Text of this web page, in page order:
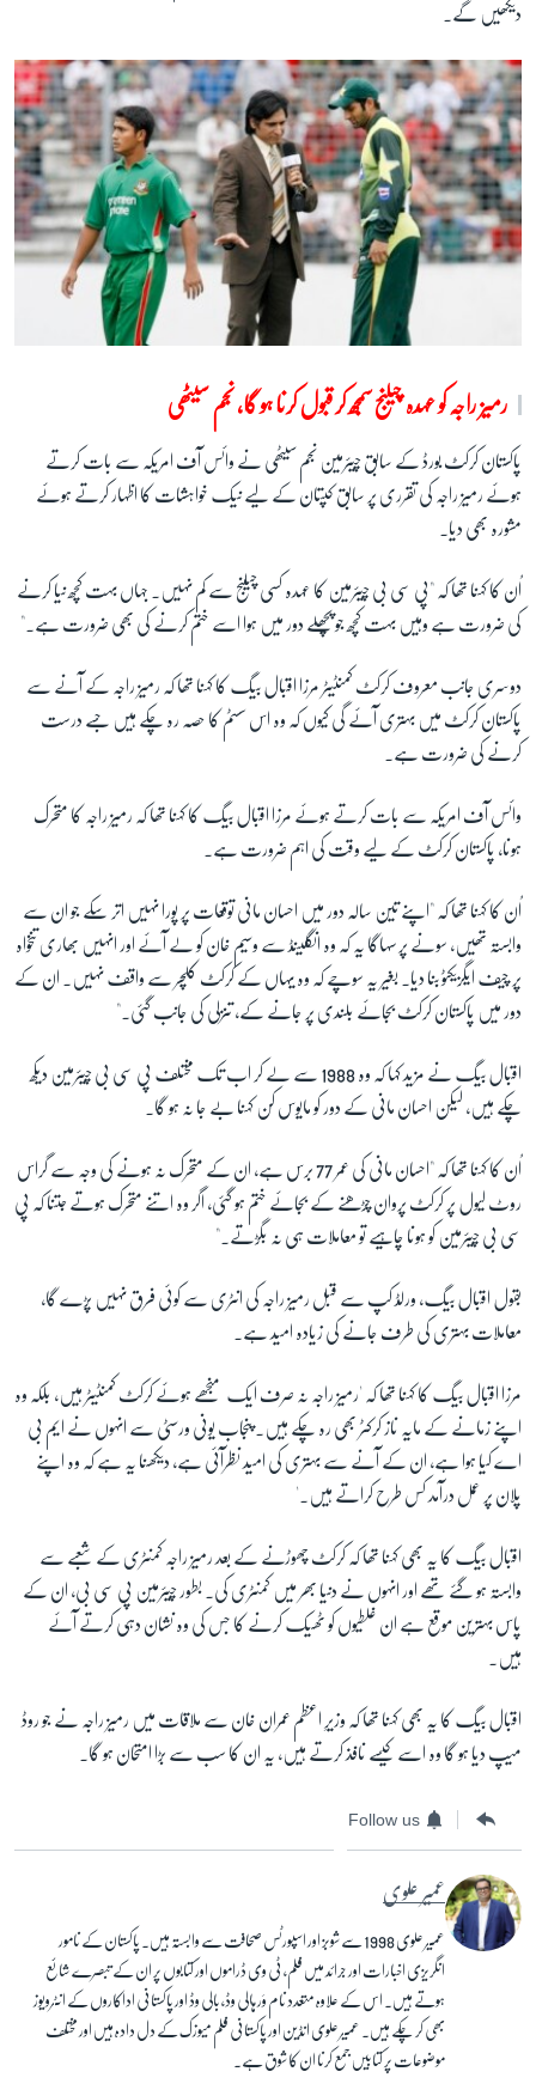
دیکھیں گے۔
رمیز راجہ کو عہدہ چیلنج سمجھ کر قبول کرنا ہو گا، نجم سیٹھی
پاکستان کرکٹ بورڈ کے سابق چیئرمین نجم سیٹھی نے وائس آف امریکہ سے بات کرتے
ہوئے رمیز راجہ کی تقرری پر سابق کپتان کے لیے نیک خواہشات کا اظہار کرتے ہوئے
مشورہ بھی دیا۔
اُن کا کہنا تھا کہ "پی سی بی چیئرمین کا عہدہ کسی چیلنج سے کم نہیں۔ جہاں بہت کچھ نیا کرنے
کی ضرورت ہے وہیں بہت کچھ جو پچھلے دور میں ہوا اسے ختم کرنے کی بھی ضرورت ہے۔"
دوسری جانب معروف کرکٹ کمنٹیٹر مرزا اقبال بیگ کا کہنا تھا کہ رمیز راجہ کے آنے سے
پاکستان کرکٹ میں بہتری آئے گی کیوں کہ وہ اس سسٹم کا حصہ رہ چکے ہیں جسے درست
کرنے کی ضرورت ہے۔
وائس آف امریکہ سے بات کرتے ہوئے مرزا اقبال بیگ کا کہنا تھا کہ رمیز راجہ کا متحرک
ہونا، پاکستان کرکٹ کے لیے وقت کی اہم ضرورت ہے۔
اُن کا کہنا تھا کہ "اپنے تین سالہ دور میں احسان مانی توقعات پر پورا نہیں اتر سکے جو ان سے
وابستہ تھیں، سونے پر سہاگا یہ کہ وہ انگلینڈ سے وسیم خان کو لے آئے اور انہیں بھاری تنخواہ
پر چیف ایگزیکٹو بنا دیا۔ بغیر یہ سوچے کہ وہ یہاں کے کرکٹ کلچر سے واقف نہیں۔ ان کے
دور میں پاکستان کرکٹ بجائے بلندی پر جانے کے، تنزلی کی جانب گئی۔"
اقبال بیگ نے مزید کہا کہ وہ 1988 سے لے کر اب تک مختلف پی سی بی چیئرمین دیکھ
چکے ہیں، لیکن احسان مانی کے دور کو مایوس کن کہنا بے جا نہ ہو گا۔
اُن کا کہنا تھا کہ "احسان مانی کی عمر 77 برس ہے، ان کے متحرک نہ ہونے کی وجہ سے گراس
روٹ لیول پر کرکٹ پروان چڑھنے کے بجائے ختم ہو گئی، اگر وہ اتنے متحرک ہوتے جتنا کہ پی
سی بی چیئرمین کو ہونا چاہیے تو معاملات ہی نہ بگڑتے۔"
بقول اقبال بیگ، ورلڈ کپ سے قبل رمیز راجہ کی انٹری سے کوئی فرق نہیں پڑے گا،
معاملات بہتری کی طرف جانے کی زیادہ امید ہے۔
مرزا اقبال بیگ کا کہنا تھا کہ 'رمیز راجہ نہ صرف ایک منجھے ہوئے کرکٹ کمنٹیٹر ہیں، بلکہ وہ
اپنے زمانے کے مایہ ناز کرکٹر بھی رہ چکے ہیں۔ پنجاب یونی ورسٹی سے انہوں نے ایم بی
اے کیا ہوا ہے، ان کے آنے سے بہتری کی امید نظرآئی ہے، دیکھنا یہ ہے کہ وہ اپنے
پلان پر عمل درآمد کس طرح کراتے ہیں۔'
اقبال بیگ کا یہ بھی کہنا تھا کہ کرکٹ چھوڑنے کے بعد رمیز راجہ کمنٹری کے شعبے سے
وابستہ ہو گئے تھے اور انہوں نے دنیا بھر میں کمنٹری کی۔ بطور چیئرمین پی سی بی، ان کے
پاس بہترین موقع ہے ان غلطیوں کو ٹھیک کرنے کا جس کی وہ نشان دہی کرتے آئے
ہیں۔
اقبال بیگ کا یہ بھی کہنا تھا کہ وزیرِ اعظم عمران خان سے ملاقات میں رمیز راجہ نے جو روڈ
میپ دیا ہو گا وہ اسے کیسے نافذ کرتے ہیں، یہ ان کا سب سے بڑا امتحان ہو گا۔
Follow us
عمیر علوی
عمیر علوی 1998 سے شوبز اور اسپورٹس صحافت سے وابستہ ہیں۔ پاکستان کے نامور
انگریزی اخبارات اور جرائد میں فلم، ٹی وی ڈراموں اور کتابوں پر ان کے تبصرے شائع
ہوتے ہیں۔ اس کے علاوہ متعدد نام وَر ہالی وڈ، بالی وڈ اور پاکستانی اداکاروں کے انٹرویوز
بھی کر چکے ہیں۔ عمیر علوی انڈین اور پاکستانی فلم میوزک کے دل دادہ ہیں اور مختلف
موضوعات پر کتابیں جمع کرنا ان کا شوق ہے۔